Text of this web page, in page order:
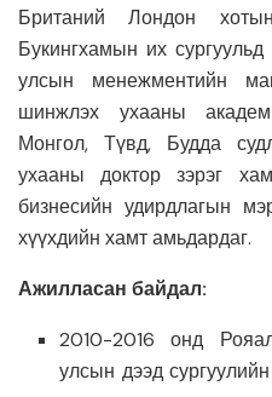
Британий Лондон
Букингхамын их
улсын менежментийн
шинжлэх ухааны
Монгол, Түвд, Будда
ухааны доктор зэрэг
бизнесийн удирдлагын
хүүхдийн хамт амьдардаг.
Ажилласан байдал:
2010-2016 онд
улсын дээд